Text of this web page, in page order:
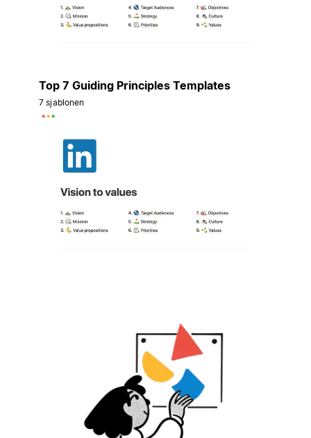
Top 7 Guiding Principles Templates
7 sjablonen